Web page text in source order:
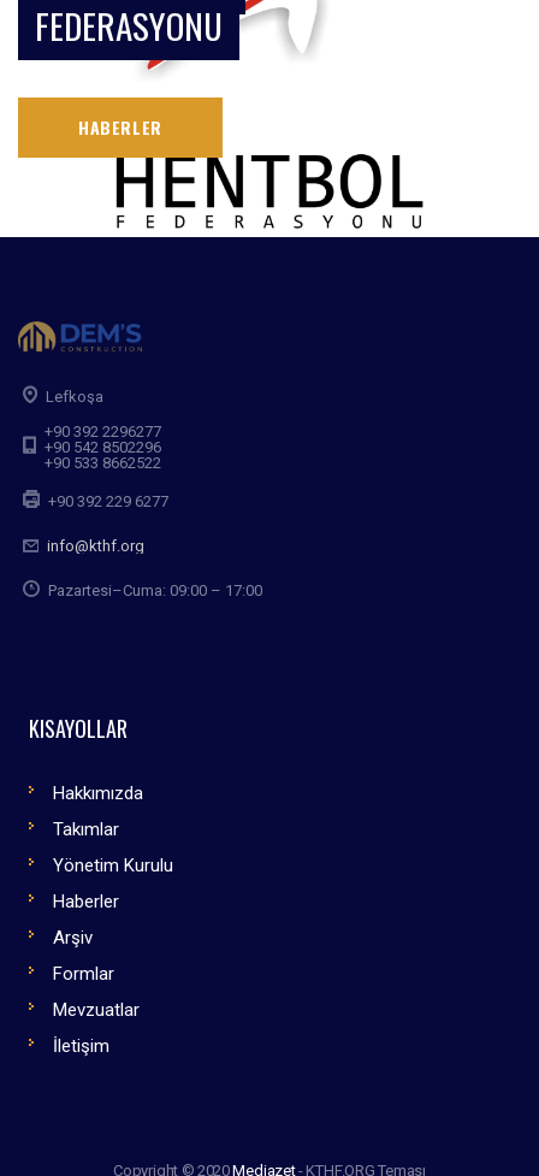
FEDERASYONU
HABERLER
Lefkoşa
+90 392 2296277
+90 542 8502296
+90 533 8662522
+90 392 229 6277
info@kthf.org
Pazartesi–Cuma: 09:00 – 17:00
KISAYOLLAR
Hakkımızda
Takımlar
Yönetim Kurulu
Haberler
Arşiv
Formlar
Mevzuatlar
İletişim
Copyright © 2020Mediazet- KTHF.ORG Teması